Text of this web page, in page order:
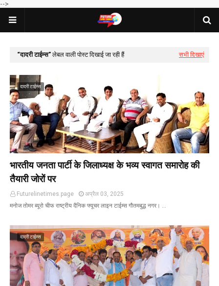
-->
दादरी टाईम्स लेबल वाली पोस्ट दिखाई जा रही हैं सभी दिखाएं
दादरी टाईम्स
भारतीय जनता पार्टी के जिलाध्यक्ष के भव्य स्वागत समारोह की
तैयारी जोरों पर
Futurelinetimes.page
अप्रैल 03, 2025
मनोज तोमर ब्यूरो चीफ राष्ट्रीय दैनिक फ्यूचर लाइन टाईम्स गौतमबुद्ध नगर। …
दादरी टाईम्स